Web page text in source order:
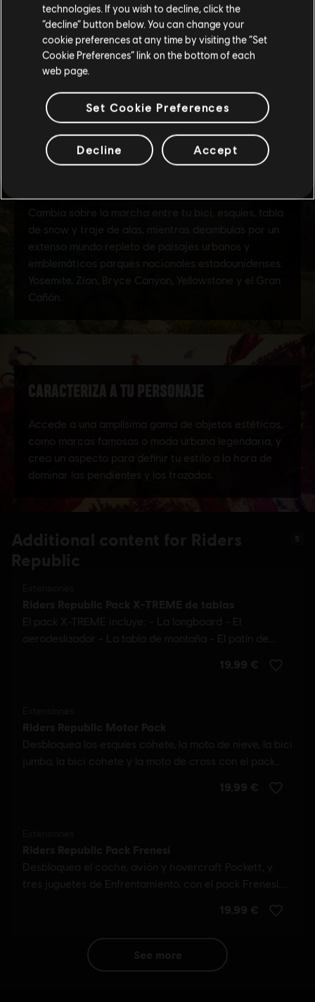
Permanecer en esta Store
Actualizar mi localidad
technologies. If you wish to decline, click the
“decline” button below. You can change your
cookie preferences at any time by visiting the “Set
Cookie Preferences” link on the bottom of each
web page.
Set Cookie Preferences
Decline Accept